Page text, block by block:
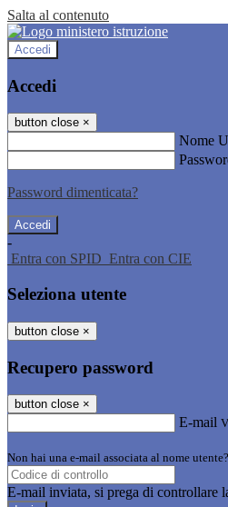
Salta al contenuto
Accedi
Accedi
button close ×
Nome
Password dimenticata?
-
Entra con SPID Entra con CIE
Seleziona utente
button close ×
Recupero password
button close ×
E-mail
Non hai una e-mail associata al nome
E-mail inviata, si prega di controllare